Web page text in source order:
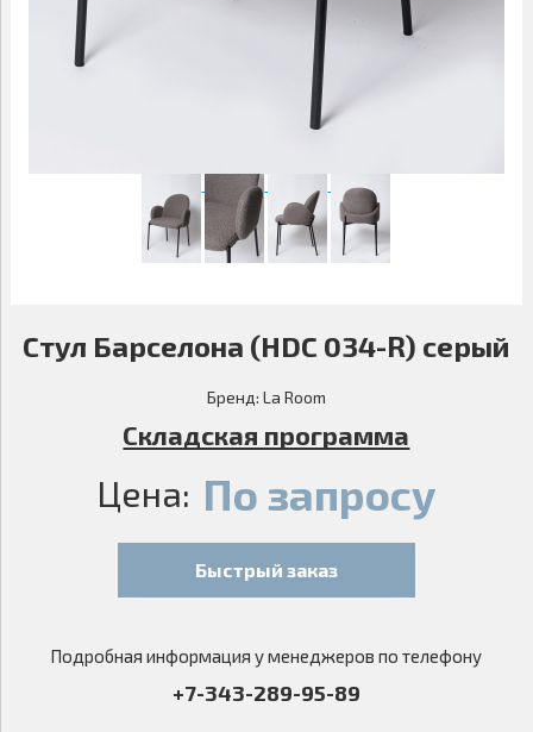
Стул Барселона (HDC 034-R) серый
Бренд: La Room
Складская программа
Цена: По запросу
Быстрый заказ
Подробная информация у менеджеров по телефону
+7-343-289-95-89